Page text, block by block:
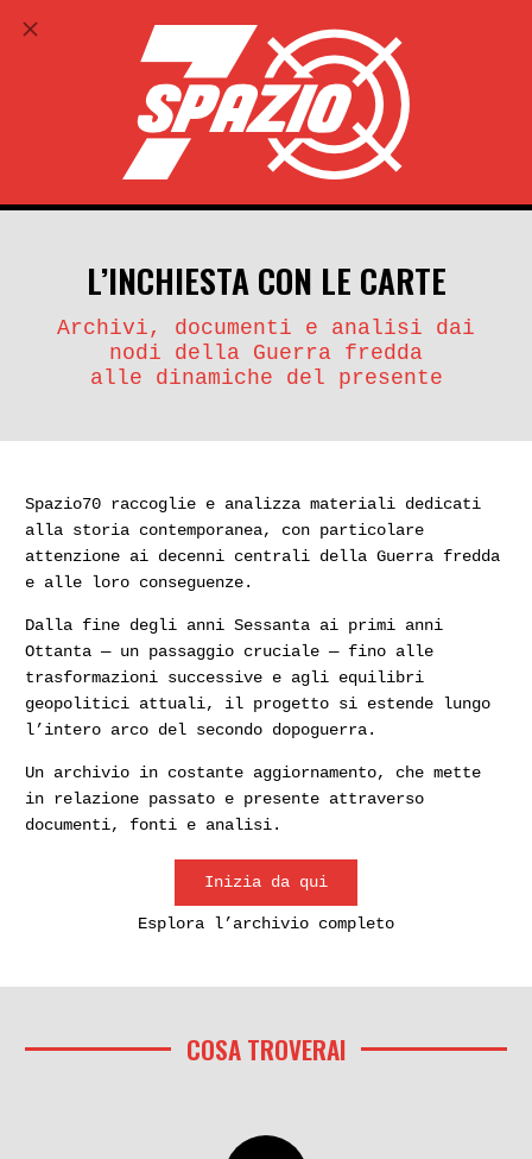
ABBONATI
search account_circle
L’INCHIESTA CON LE CARTE
Archivi, documenti e analisi dai
nodi della Guerra fredda
alle dinamiche del presente
Spazio70 raccoglie e analizza materiali dedicati
alla storia contemporanea, con particolare
attenzione ai decenni centrali della Guerra fredda
e alle loro conseguenze.
Dalla fine degli anni Sessanta ai primi anni
Ottanta — un passaggio cruciale — fino alle
trasformazioni successive e agli equilibri
geopolitici attuali, il progetto si estende lungo
l’intero arco del secondo dopoguerra.
Un archivio in costante aggiornamento, che mette
in relazione passato e presente attraverso
documenti, fonti e analisi.
Inizia da qui
Esplora l’archivio completo
COSA TROVERAI